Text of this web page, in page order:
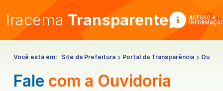
Iracema Transparente
ACESSO À
Você está em: Site da Prefeitura Portal da Transparência
Fale com a Ouvidoria